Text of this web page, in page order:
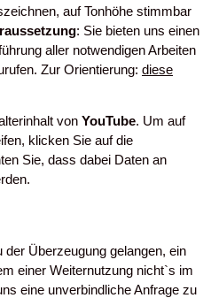
auf Tonhöhe stimmbar
: Sie bieten uns einen
aller notwendigen Arbeiten
Zur Orientierung: diese
von YouTube. Um auf
klicken Sie auf die
Sie, dass dabei Daten an
Überzeugung gelangen, ein
einer Weiternutzung nicht`s im
eine unverbindliche Anfrage zu